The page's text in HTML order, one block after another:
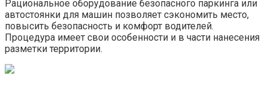
Рациональное оборудование безопасного паркинга или
автостоянки для машин позволяет сэкономить место,
повысить безопасность и комфорт водителей.
Процедура имеет свои особенности и в части нанесения
разметки территории.